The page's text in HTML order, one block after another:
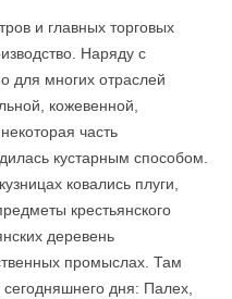
и главных торговых
Наряду с
для многих отраслей
кожевенной,
часть
кустарным способом.
ковались плуги,
крестьянского
деревень
промыслах. Там
дня: Палех,